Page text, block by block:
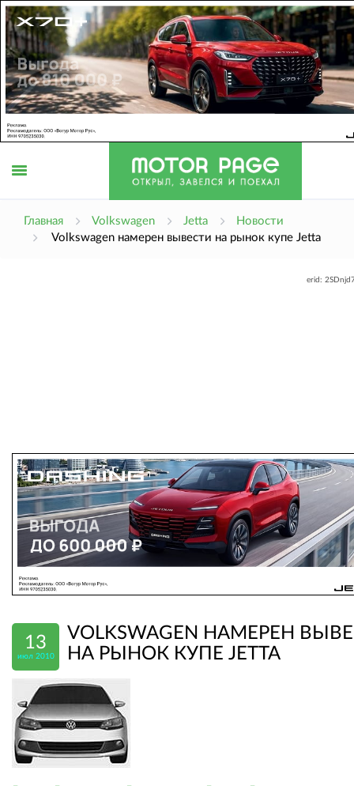
Главная Volkswagen Jetta
Новости
Volkswagen намерен вывести на рынок купе Jetta
erid:
13
июл 2010
VOLKSWAGEN НАМЕРЕН
НА РЫНОК КУПЕ JETTA